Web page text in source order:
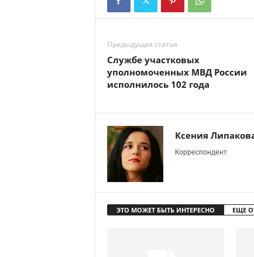
Предыдущая статья
Службе участковых
уполномоченных МВД России
исполнилось 102 года
Ксения
Корреспондент
ЭТО МОЖЕТ БЫТЬ ИНТЕРЕСНО ЕЩЕ